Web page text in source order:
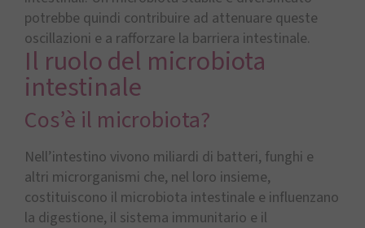
potrebbe quindi contribuire ad attenuare queste
oscillazioni e a rafforzare la barriera intestinale.
Il ruolo del microbiota
intestinale
Cos’è il microbiota?
Nell’intestino vivono miliardi di batteri, funghi e
altri microrganismi che, nel loro insieme,
costituiscono il microbiota intestinale e influenzano
la digestione, il sistema immunitario e il